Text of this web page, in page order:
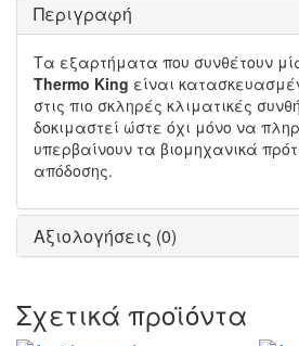
Περιγραφή
Τα εξαρτήματα που συνθέτουν
Thermo King είναι
στις πιο σκληρές κλιματικές
δοκιμαστεί ώστε όχι μόνο να
υπερβαίνουν τα βιομηχανικά
απόδοσης.
Αξιολογήσεις (0)
Σχετικά προϊόντα